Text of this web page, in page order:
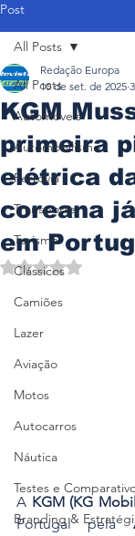
Post
All Posts
Automóveis
Automobilismo
Ferrovia
Transporte
Turismo
Clássicos
Camiões
Lazer
Aviação
Motos
Autocarros
Náutica
Testes e
Branding &
All Posts
KGM
primeira
elétrica
coreana
em
Redação Europa
10 de set. de 2025
Avaliado com
A KGM (KG
Portugal pela